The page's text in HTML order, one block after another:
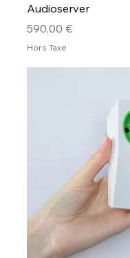
Audioserver
Prix
590,00 €
Hors Taxe